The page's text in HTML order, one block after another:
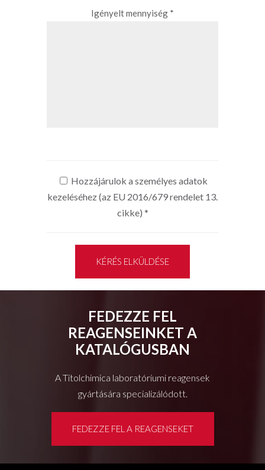
Igényelt mennyiség *
Hozzájárulok a személyes adatok
kezeléséhez (az EU 2016/679 rendelet 13.
cikke) *
KÉRÉS ELKÜLDÉSE
FEDEZZE FEL
REAGENSEINKET A
KATALÓGUSBAN
A Titolchimica laboratóriumi reagensek
gyártására specializálódott.
FEDEZZE FEL A REAGENSEKET